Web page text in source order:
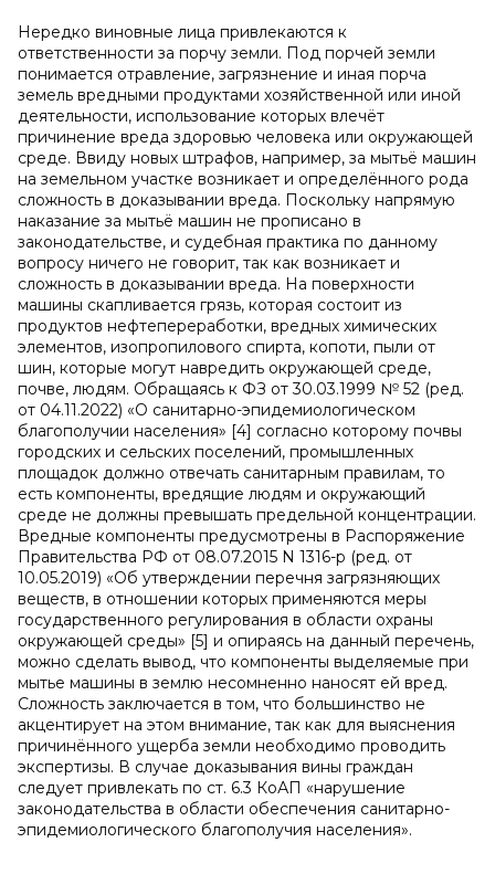
Нередко виновные лица привлекаются к
ответственности за порчу земли. Под порчей земли
понимается отравление, загрязнение и иная порча
земель вредными продуктами хозяйственной или иной
деятельности, использование которых влечёт
причинение вреда здоровью человека или окружающей
среде. Ввиду новых штрафов, например, за мытьё машин
на земельном участке возникает и определённого рода
сложность в доказывании вреда. Поскольку напрямую
наказание за мытьё машин не прописано в
законодательстве, и судебная практика по данному
вопросу ничего не говорит, так как возникает и
сложность в доказывании вреда. На поверхности
машины скапливается грязь, которая состоит из
продуктов нефтепереработки, вредных химических
элементов, изопропилового спирта, копоти, пыли от
шин, которые могут навредить окружающей среде,
почве, людям. Обращаясь к ФЗ от 30.03.1999 № 52 (ред.
от 04.11.2022) «О санитарно-эпидемиологическом
благополучии населения» [4] согласно которому почвы
городских и сельских поселений, промышленных
площадок должно отвечать санитарным правилам, то
есть компоненты, вредящие людям и окружающий
среде не должны превышать предельной концентрации.
Вредные компоненты предусмотрены в Распоряжение
Правительства РФ от 08.07.2015 N 1316-р (ред. от
10.05.2019) «Об утверждении перечня загрязняющих
веществ, в отношении которых применяются меры
государственного регулирования в области охраны
окружающей среды» [5] и опираясь на данный перечень,
можно сделать вывод, что компоненты выделяемые при
мытье машины в землю несомненно наносят ей вред.
Сложность заключается в том, что большинство не
акцентирует на этом внимание, так как для выяснения
причинённого ущерба земли необходимо проводить
экспертизы. В случае доказывания вины граждан
следует привлекать по ст. 6.3 КоАП «нарушение
законодательства в области обеспечения санитарно-
эпидемиологического благополучия населения».